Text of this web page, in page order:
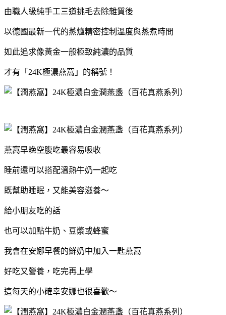
由職⼈級純⼿⼯三道挑⽑去除雜質後
以德國最新⼀代的蒸爐精密控制溫度與蒸煮時間
如此追求像黃金一般極致純濃的品質
才有「24K極濃燕窩」的稱號！
燕窩早晚空腹吃最容易吸收
睡前還可以搭配溫熱牛奶一起吃
既幫助睡眠，又能美容滋養～
給小朋友吃的話
也可以加點牛奶、豆漿或蜂蜜
我會在安娜早餐的鮮奶中加入一匙燕窩
好吃又營養，吃完再上學
這每天的小確幸安娜也很喜歡～